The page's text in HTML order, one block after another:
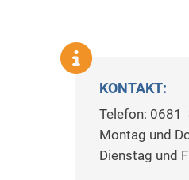
KONTAKT:
Telefon: 0681
Montag und
Dienstag und